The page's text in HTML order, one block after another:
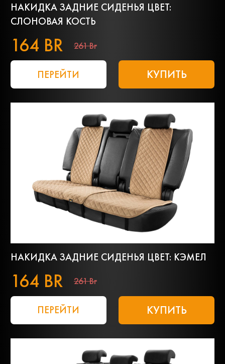
НАКИДКА ЗАДНИЕ СИДЕНЬЯ ЦВЕТ:
СЛОНОВАЯ КОСТЬ
164 BR 261 Br
ПЕРЕЙТИ КУПИТЬ
НАКИДКА ЗАДНИЕ СИДЕНЬЯ ЦВЕТ: КЭМЕЛ
164 BR 261 Br
ПЕРЕЙТИ КУПИТЬ